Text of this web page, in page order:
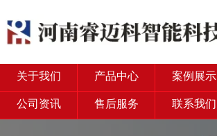
关于我们 产品中心 案例展示
公司资讯 售后服务 联系我们